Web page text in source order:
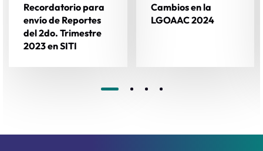
Recordatorio para
envío de Reportes
del 2do. Trimestre
2023 en SITI
Cambios en la
LGOAAC 2024